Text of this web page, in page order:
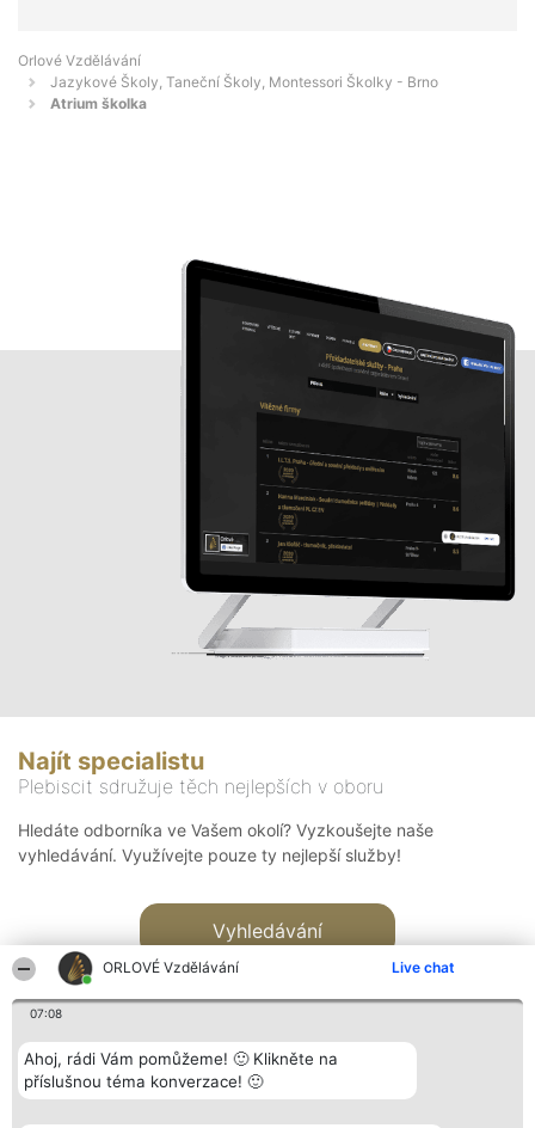
ORLOVÉ Vzdělávání Live chat
07:08
Ahoj, rádi Vám pomůžeme! 🙂 Klikněte na
příslušnou téma konverzace! 🙂
Orlové Vzdělávání
Jazykové Školy, Taneční Školy, Montessori Školky - Brno
Atrium školka
Najít specialistu
Plebiscit sdružuje těch nejlepších v oboru
Hledáte odborníka ve Vašem okolí? Vyzkoušejte naše
vyhledávání. Využívejte pouze ty nejlepší služby!
Vyhledávání
Bright Side Solutions sp. z o. Vítězové Kontakt